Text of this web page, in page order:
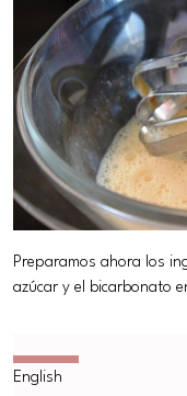
Preparamos ahora los
azúcar y el bicarbonato